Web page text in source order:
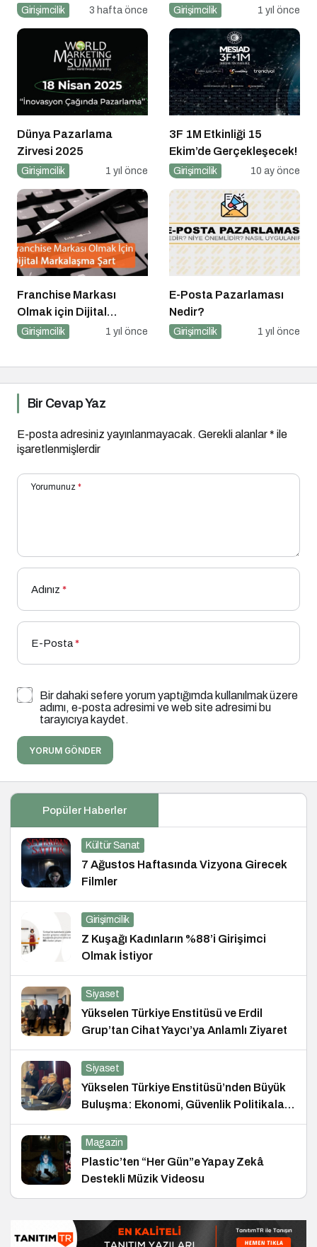
Merkezleri
Girişimcilik 3 hafta önce
Geleceğin İş Dünyasıyla
Girişimcilik 1 yıl önce
Dünya Pazarlama
Zirvesi 2025
Girişimcilik 1 yıl önce
3F 1M Etkinliği 15
Ekim’de Gerçekleşecek!
Girişimcilik 10 ay önce
Franchise Markası
Olmak için Dijital
Markalaşma Şart
Girişimcilik 1 yıl önce
E-Posta Pazarlaması
Nedir?
Girişimcilik 1 yıl önce
Bir Cevap Yaz
E-posta adresiniz yayınlanmayacak. Gerekli alanlar* ile
işaretlenmişlerdir
Yorumunuz *
Adınız *
E-Posta*
Bir dahaki sefere yorum yaptığımda kullanılmak üzere
adımı, e-posta adresimi ve web site adresimi bu
tarayıcıya kaydet.
YORUM GÖNDER
Popüler Haberler
Kültür Sanat
7 Ağustos Haftasında Vizyona Girecek
Filmler
Girişimcilik
Z Kuşağı Kadınların %88’i Girişimci
Olmak İstiyor
Siyaset
Yükselen Türkiye Enstitüsü ve Erdil
Grup’tan Cihat Yaycı’ya Anlamlı Ziyaret
Siyaset
Yükselen Türkiye Enstitüsü’nden Büyük
Buluşma: Ekonomi, Güvenlik Politikaları
ve Hukuk Konferansı
Magazin
Plastic’ten “Her Gün”e Yapay Zekâ
Destekli Müzik Videosu